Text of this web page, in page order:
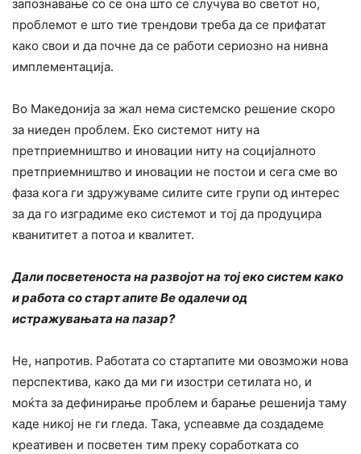
запознавање со се она што се случува во светот но,
проблемот е што тие трендови треба да се прифатат
како свои и да почне да се работи сериозно на нивна
имплементација.
Во Македонија за жал нема системско решение скоро
за ниеден проблем. Еко системот ниту на
претприемништво и иновации ниту на социјалното
претприемништво и иновации не постои и сега сме во
фаза кога ги здружуваме силите сите групи од интерес
за да го изградиме еко системот и тој да продуцира
кванититет а потоа и квалитет.
Дали посветеноста на развојот на тој еко систем како
и работа со старт апите Ве одалечи од
истражувањата на пазар?
Не, напротив. Работата со стартапите ми овозможи нова
перспектива, како да ми ги изостри сетилата но, и
моќта за дефинирање проблем и барање решенија таму
каде никој не ги гледа. Така, успеавме да создадеме
креативен и посветен тим преку соработката со